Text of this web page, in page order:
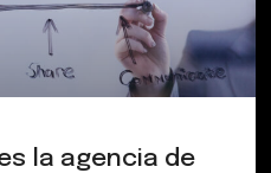
la agencia de